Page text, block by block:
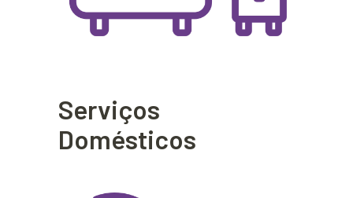
Serviços
Domésticos